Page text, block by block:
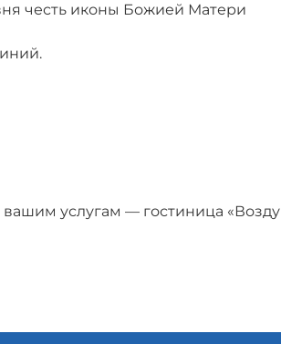
честь иконы Божией Матери
услугам — гостиница